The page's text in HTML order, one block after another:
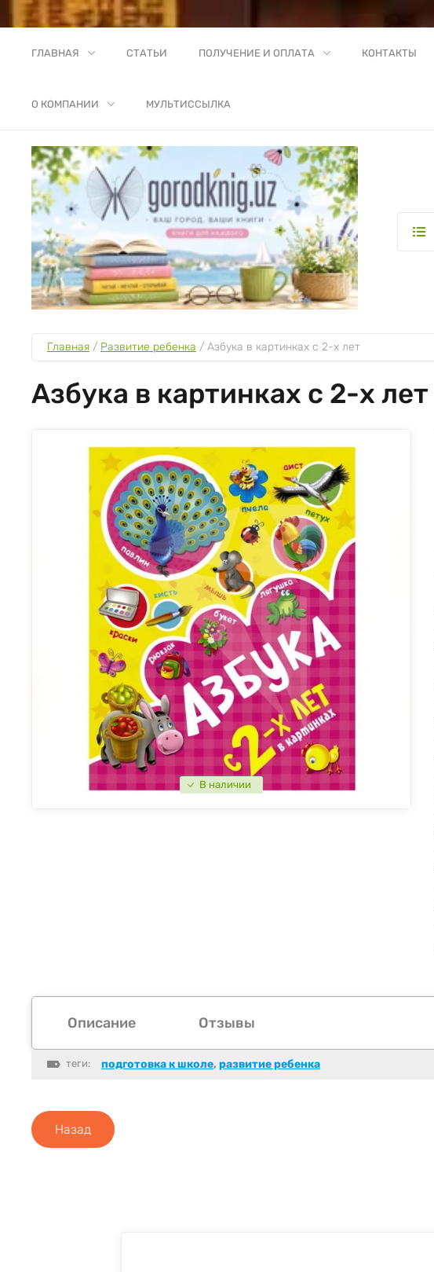
ГЛАВНАЯ СТАТЬИ ПОЛУЧЕНИЕ И ОПЛАТА КОНТАКТЫ
О КОМПАНИИ МУЛЬТИССЫЛКА
Главная / Развитие ребенка / Азбука в картинках с 2-х лет
Азбука в картинках с 2-х лет
В наличии
Описание Отзывы
теги: подготовка к школе, развитие ребенка
Назад